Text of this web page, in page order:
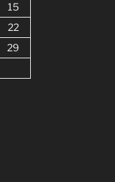
15
22
29